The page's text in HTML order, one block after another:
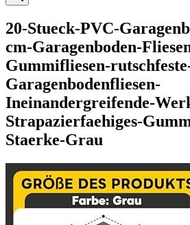
20-Stueck-PVC-
cm-Garagenboden-
Gummifliesen-
Garagenbodenfliesen-
Ineinandergreifende-
Strapazierfaehiges-
Staerke-Grau